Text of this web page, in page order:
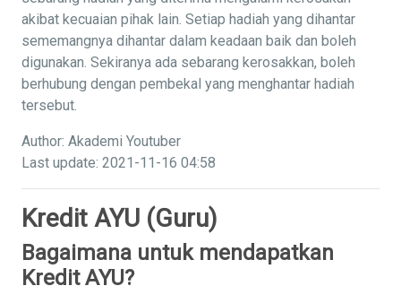
akibat kecuaian pihak lain. Setiap hadiah yang dihantar
sememangnya dihantar dalam keadaan baik dan boleh
digunakan. Sekiranya ada sebarang kerosakkan, boleh
berhubung dengan pembekal yang menghantar hadiah
tersebut.
Author: Akademi Youtuber
Last update: 2021-11-16 04:58
Kredit AYU (Guru)
Bagaimana untuk mendapatkan
Kredit AYU?